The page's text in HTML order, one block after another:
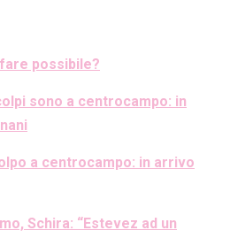
possibile?
sono a centrocampo: in
a centrocampo: in arrivo
Schira: “Estevez ad un